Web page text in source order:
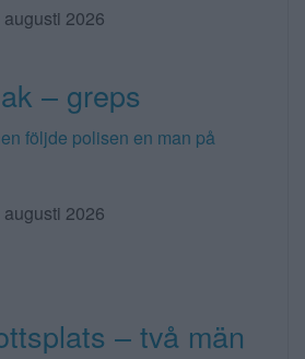
2026
– greps
följde polisen en man på
2026
– två män